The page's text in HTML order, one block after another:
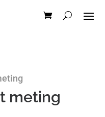
meting